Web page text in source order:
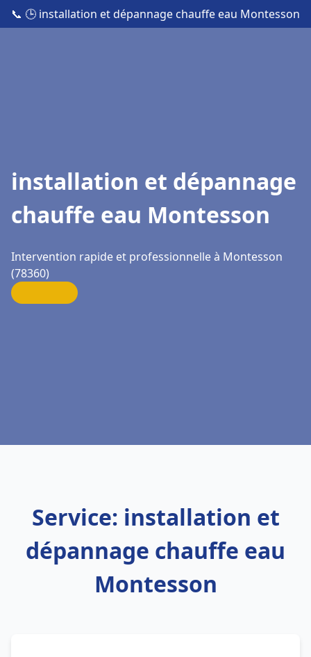
📞 🕒 installation et dépannage chauffe eau Montesson
installation et dépannage
chauffe eau Montesson
Intervention rapide et professionnelle à Montesson
(78360)
Service: installation et
dépannage chauffe eau
Montesson